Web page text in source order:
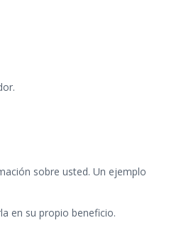
sobre usted. Un ejemplo
en su propio beneficio.